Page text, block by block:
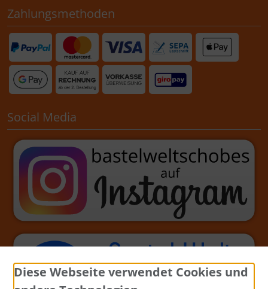
Zahlungsmethoden
Social Media
Diese Webseite verwendet Cookies und